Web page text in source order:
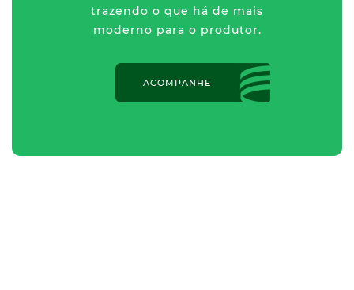
trazendo o que há de mais
moderno para o produtor.
ACOMPANHE